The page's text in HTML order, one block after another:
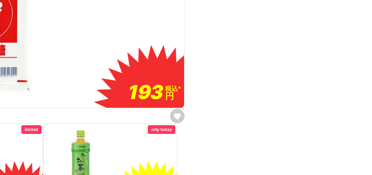
s
e
193
193税込*
税込*
円
円
limited only today